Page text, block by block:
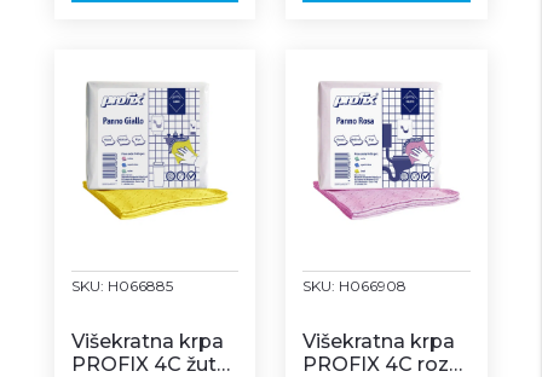
SKU: H066885
Višekratna krpa
PROFIX 4C žuta
SKU: H066908
Višekratna krpa
PROFIX 4C roza